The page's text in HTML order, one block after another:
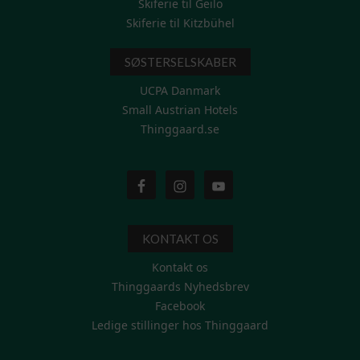
Skiferie til Geilo
Skiferie til Kitzbühel
SØSTERSELSKABER
UCPA Danmark
Small Austrian Hotels
Thinggaard.se
KONTAKT OS
Kontakt os
Thinggaards Nyhedsbrev
Facebook
Ledige stillinger hos Thinggaard